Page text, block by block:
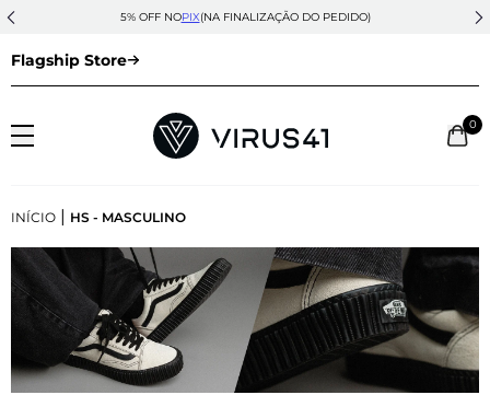
5% OFF NOPIX(NA FINALIZAÇÃO DO PEDIDO)
Flagship Store
0
INÍCIO | HS - MASCULINO